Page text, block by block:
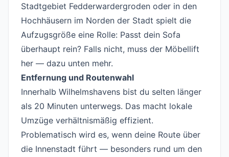
Stadtgebiet Fedderwardergroden oder in den
Hochhäusern im Norden der Stadt spielt die
Aufzugsgröße eine Rolle: Passt dein Sofa
überhaupt rein? Falls nicht, muss der Möbellift
her — dazu unten mehr.
Entfernung und Routenwahl
Innerhalb Wilhelmshavens bist du selten länger
als 20 Minuten unterwegs. Das macht lokale
Umzüge verhältnismäßig effizient.
Problematisch wird es, wenn deine Route über
die Innenstadt führt — besonders rund um den